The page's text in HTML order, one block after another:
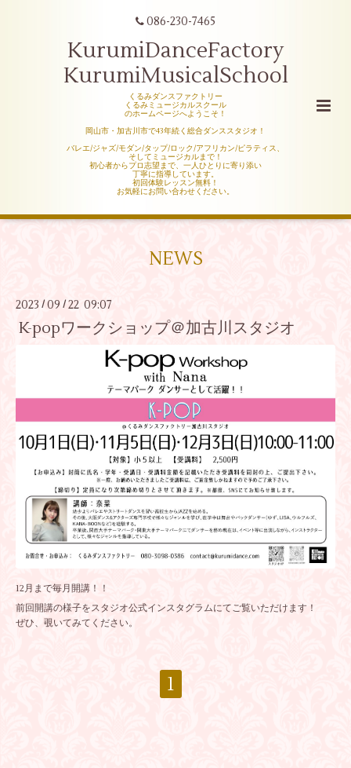
086-230-7465
KurumiDanceFactory
KurumiMusicalSchool
くるみダンスファクトリー
くるみミュージカルスクール
のホームページへようこそ！
岡山市・加古川市で43年続く総合ダンススタジオ！
バレエ/ジャズ/モダン/タップ/ロック/アフリカン/ピラティス、
そしてミュージカルまで！
初心者からプロ志望まで、一人ひとりに寄り添い
丁寧に指導しています。
初回体験レッスン無料！
お気軽にお問い合わせください。
NEWS
2023 / 09 / 22 09:07
K-popワークショップ＠加古川スタジオ
12月まで毎月開講！！
前回開講の様子をスタジオ公式インスタグラムにてご覧いただけます！
ぜひ、覗いてみてください。
1